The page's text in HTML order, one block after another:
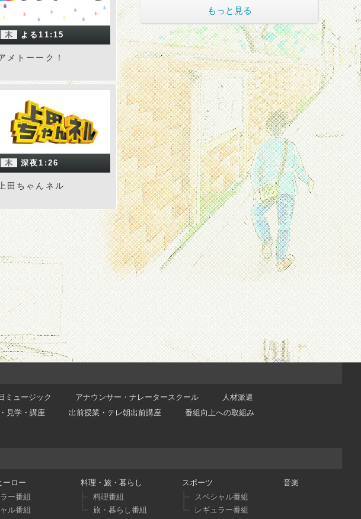
木 よる11:15
メトーーク！
木 深夜1:26
田ちゃんネル
もっと見る
ミュージック アナウンサー・ナレータースクール
人材派遣
見学・講座 出前授業・テレ朝出前講座
番組向上への取組み
ーロー
ー番組
ル番組
料理・旅・暮らし
料理番組
旅・暮らし番組
スポーツ
スペシャル番組
レギュラー番組
音楽